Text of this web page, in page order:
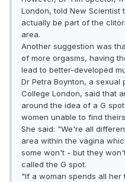
London, told New Scientist
actually be part of the
area.
Another suggestion was
of more orgasms, having
lead to better-developed
Dr Petra Boynton, a sexual
College London, said that
around the idea of a G
women unable to find
She said: "We're all
area within the vagina
some won't - but they
called the G spot.
"If a woman spends all